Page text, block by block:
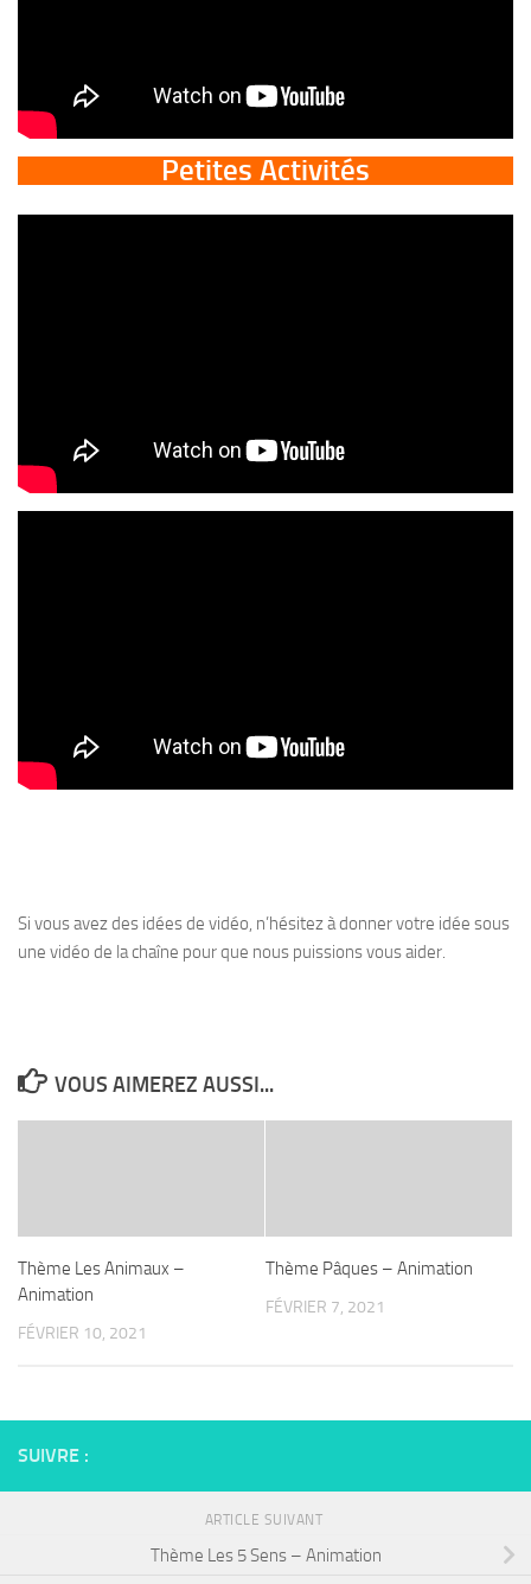
Petites Activités
Si vous avez des idées de vidéo, n’hésitez à donner votre idée sous
une vidéo de la chaîne pour que nous puissions vous aider.
VOUS AIMEREZ AUSSI...
Thème Les Animaux –
Animation
FÉVRIER 10, 2021
Thème Pâques – Animation
FÉVRIER 7, 2021
SUIVRE :
ARTICLE SUIVANT
Thème Les 5 Sens – Animation